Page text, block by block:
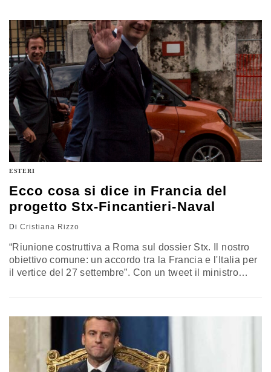
ESTERI
Ecco cosa si dice in Francia del
progetto Stx-Fincantieri-Naval
Di Cristiana Rizzo
“Riunione costruttiva a Roma sul dossier Stx. Il nostro
obiettivo comune: un accordo tra la Francia e l'Italia per
il vertice del 27 settembre”. Con un tweet il ministro
Sviluppo Economico, Carlo Calenda. Il punto chiave…